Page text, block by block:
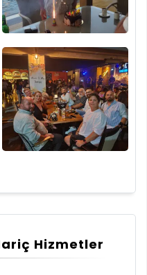
Hizmetler